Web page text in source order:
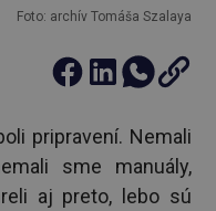
Foto: archív Tomáša Szalaya
pripravení. Nemali
sme manuály,
aj preto, lebo sú